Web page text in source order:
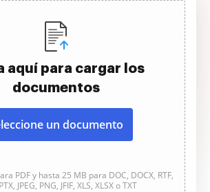
aquí para cargar los
documentos
un documento
PDF y hasta 25 MB para DOC, DOCX, RTF,
JPEG, PNG, JFIF, XLS, XLSX o TXT